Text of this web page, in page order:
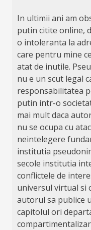
In ultimii ani am
putin citite online,
o intoleranta la
care pentru mine
atat de inutile.
nu e un scut legal
responsabilitatea
putin intr-o
mai mult daca
nu se ocupa cu
neintelegere
institutia
secole institutia
conflictele de
universul virtual si
autorul sa publice
capitolul ori